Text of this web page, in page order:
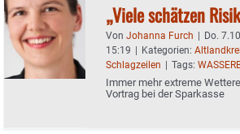
„Viele schätzen
Von Johanna Furch | Do.
15:19 | Kategorien:
Schlagzeilen | Tags:
Immer mehr extreme
Vortrag bei der Sparkasse